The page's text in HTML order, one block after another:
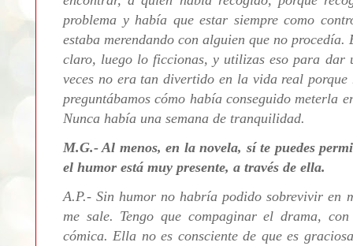
problema y había que estar siempre como
estaba merendando con alguien que no
claro, luego lo ficcionas, y utilizas eso para dar
veces no era tan divertido en la vida real
preguntábamos cómo había conseguido meterla
Nunca había una semana de tranquilidad.
M.G.- Al menos, en la novela, sí te puedes
el humor está muy presente, a través de ella.
A.P.- Sin humor no habría podido sobrevivir en
me sale. Tengo que compaginar el drama,
cómica. Ella no es consciente de que es